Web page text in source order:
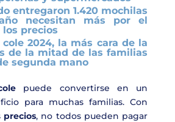
entregaron 1.420 mochilas
necesitan más por el
precios
2024, la más cara de la
de la mitad de las familias
segunda mano
puede convertirse en un
para muchas familias. Con
precios, no todos pueden pagar